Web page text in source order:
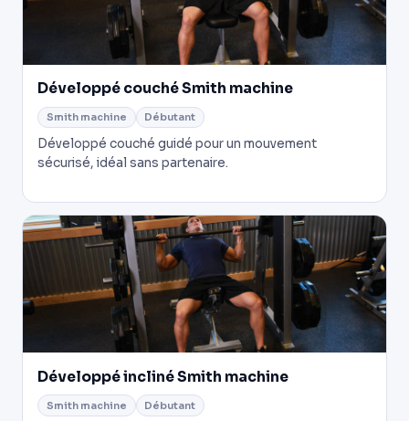
Développé couché Smith machine
Smith machine Débutant
Développé couché guidé pour un mouvement
sécurisé, idéal sans partenaire.
Développé incliné Smith machine
Smith machine Débutant